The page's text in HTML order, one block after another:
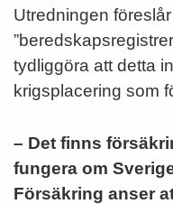
Utredningen
tydliggöra att detta
krigsplacering som
– Det finns
fungera om
Försäkring anser